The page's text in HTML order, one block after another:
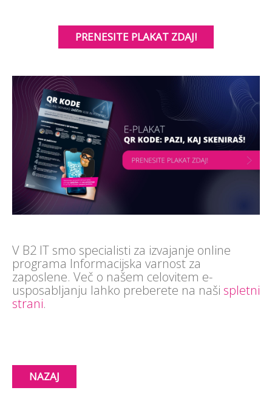
PRENESITE PLAKAT ZDAJ!
V B2 IT smo specialisti za izvajanje online
programa Informacijska varnost za
zaposlene. Več o našem celovitem e-
usposabljanju lahko preberete na naši spletni
strani.
NAZAJ